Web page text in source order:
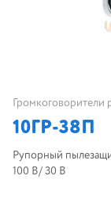
Громкоговорители
10ГР-38П
Рупорный
100 В/ 30 В